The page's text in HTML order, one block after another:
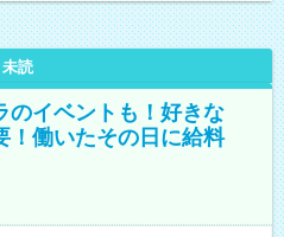
未読
のイベントも！好きな
働いたその日に給料